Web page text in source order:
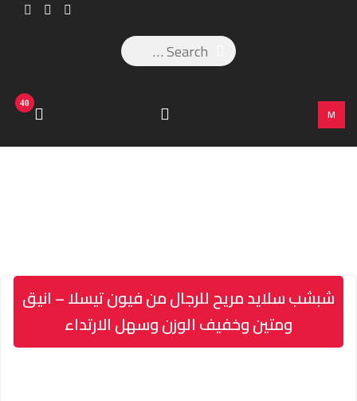
M
40
شبشب سلايد مريح للرجال من فيون تيسلا – انيق
ومتين وخفيف الوزن وسهل الارتداء